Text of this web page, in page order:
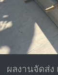
ผลงานจัดส่ง